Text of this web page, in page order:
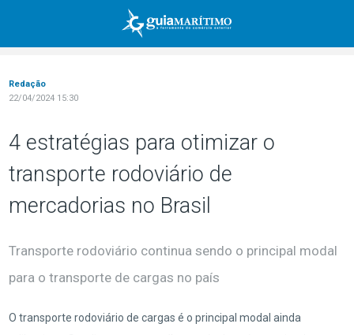
Redação
22/04/2024 15:30
4 estratégias para otimizar o
transporte rodoviário de
mercadorias no Brasil
Transporte rodoviário continua sendo o principal modal
para o transporte de cargas no país
O transporte rodoviário de cargas é o principal modal ainda